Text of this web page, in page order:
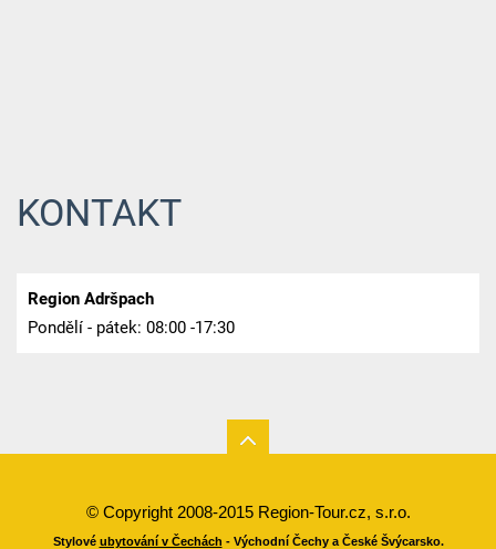
KONTAKT
Region Adršpach
Pondělí - pátek: 08:00 -17:30
© Copyright 2008-2015 Region-Tour.cz, s.r.o.
Stylové ubytování v Čechách - Východní Čechy a České Švýcarsko.